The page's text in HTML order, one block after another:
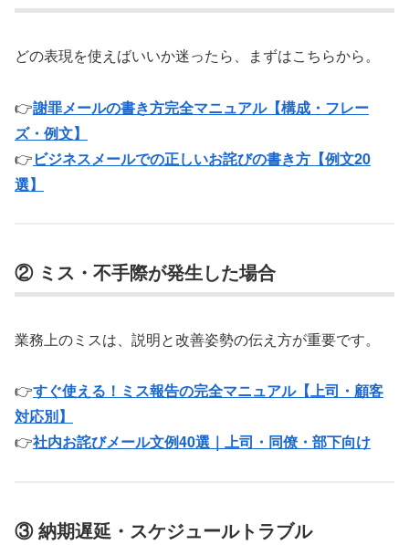
どの表現を使えばいいか迷ったら、まずはこちらから。
👉謝罪メールの書き方完全マニュアル【構成・フレー
ズ・例文】
👉ビジネスメールでの正しいお詫びの書き方【例文20
選】
② ミス・不手際が発生した場合
業務上のミスは、説明と改善姿勢の伝え方が重要です。
👉すぐ使える！ミス報告の完全マニュアル【上司・顧客
対応別】
👉社内お詫びメール文例40選｜上司・同僚・部下向け
③ 納期遅延・スケジュールトラブル